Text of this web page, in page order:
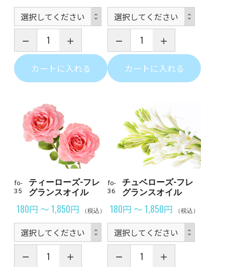
カートに入れる カートに入れる
fo-
35
ティーローズ-フレ
グランスオイル
180円 ～ 1,850円 （税込）
fo-
36
チュベローズ-フレ
グランスオイル
180円 ～ 1,850円 （税込）